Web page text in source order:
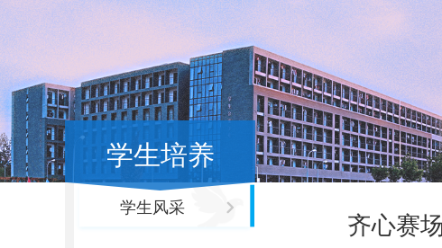
学生培养
学生风采
齐心赛